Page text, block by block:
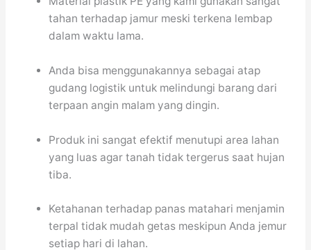
tahan terhadap jamur meski terkena lembap
dalam waktu lama.
Anda bisa menggunakannya sebagai atap
gudang logistik untuk melindungi barang dari
terpaan angin malam yang dingin.
Produk ini sangat efektif menutupi area lahan
yang luas agar tanah tidak tergerus saat hujan
tiba.
Ketahanan terhadap panas matahari menjamin
terpal tidak mudah getas meskipun Anda jemur
setiap hari di lahan.